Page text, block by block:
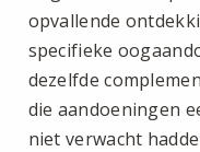
opvallende
specifieke
dezelfde
die aandoeningen
niet verwacht